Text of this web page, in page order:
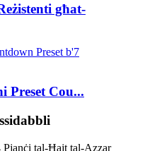
għat-
Preset Cou...